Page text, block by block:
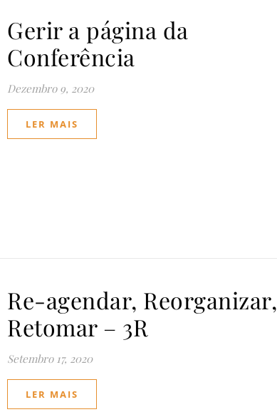
Gerir a página da
Conferência
Dezembro 9, 2020
LER MAIS
Re-agendar, Reorganizar,
Retomar – 3R
Setembro 17, 2020
LER MAIS